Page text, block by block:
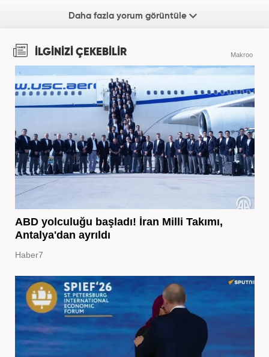
Daha fazla yorum görüntüle
İLGİNİZİ ÇEKEBİLİR Makroo
ABD yolculuğu başladı! İran Milli Takımı,
Antalya'dan ayrıldı
Haber7